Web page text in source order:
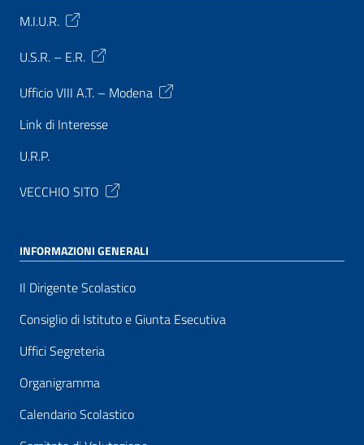
M.I.U.R.
U.S.R. – E.R.
Ufficio VIII A.T. – Modena
Link di Interesse
U.R.P.
VECCHIO SITO
INFORMAZIONI GENERALI
Il Dirigente Scolastico
Consiglio di Istituto e Giunta Esecutiva
Uffici Segreteria
Organigramma
Calendario Scolastico